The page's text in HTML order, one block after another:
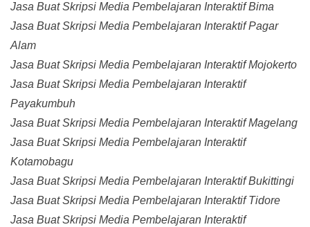
Jasa Buat Skripsi Media Pembelajaran Interaktif Bima
Jasa Buat Skripsi Media Pembelajaran Interaktif Pagar
Alam
Jasa Buat Skripsi Media Pembelajaran Interaktif Mojokerto
Jasa Buat Skripsi Media Pembelajaran Interaktif
Payakumbuh
Jasa Buat Skripsi Media Pembelajaran Interaktif Magelang
Jasa Buat Skripsi Media Pembelajaran Interaktif
Kotamobagu
Jasa Buat Skripsi Media Pembelajaran Interaktif Bukittingi
Jasa Buat Skripsi Media Pembelajaran Interaktif Tidore
Jasa Buat Skripsi Media Pembelajaran Interaktif